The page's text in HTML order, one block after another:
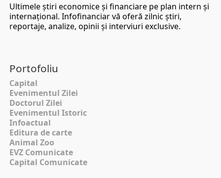
Ultimele ştiri economice şi financiare pe plan intern şi
internaţional. Infofinanciar vă oferă zilnic ştiri,
reportaje, analize, opinii şi interviuri exclusive.
Portofoliu
Capital
Evenimentul Zilei
Doctorul Zilei
Evenimentul Istoric
Infoactual
Editura de carte
Animal Zoo
EVZ Comunicate
Capital Comunicate